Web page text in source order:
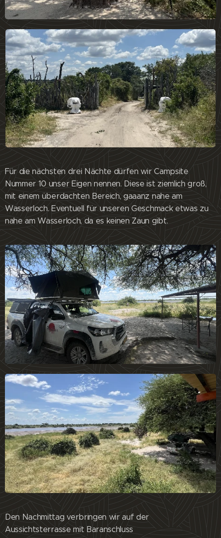
Für die nächsten drei Nächte dürfen wir Campsite
Nummer 10 unser Eigen nennen. Diese ist ziemlich groß,
mit einem überdachten Bereich, gaaanz nahe am
Wasserloch. Eventuell für unseren Geschmack etwas zu
nahe am Wasserloch, da es keinen Zaun gibt.
Den Nachmittag verbringen wir auf der
Aussichtsterrasse mit Baranschluss 😊